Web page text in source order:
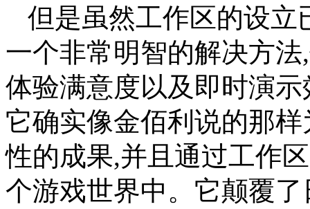
但是虽然工作区的设立
一个非常明智的解决方
体验满意度以及即时演
它确实像金佰利说的那
性的成果,并且通过工作
个游戏世界中。它颠覆